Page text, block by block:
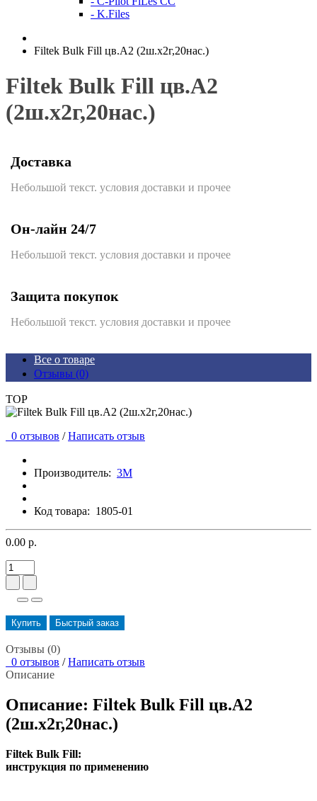
- K.Files
Filtek Bulk Fill цв.А2 (2ш.х2г,20нас.)
Filtek Bulk Fill цв.А2
(2ш.х2г,20нас.)
Доставка
Небольшой текст. условия доставки и прочее
Он-лайн 24/7
Небольшой текст. условия доставки и прочее
Защита покупок
Небольшой текст. условия доставки и прочее
Все о товаре
Отзывы (0)
TOP
0 отзывов / Написать отзыв
Производитель: 3М
Код товара: 1805-01
0.00 р.
Купить Быстрый заказ
Отзывы (0)
0 отзывов / Написать отзыв
Описание
Описание: Filtek Bulk Fill цв.А2
(2ш.х2г,20нас.)
Filtek Bulk Fill:
инструкция по применению